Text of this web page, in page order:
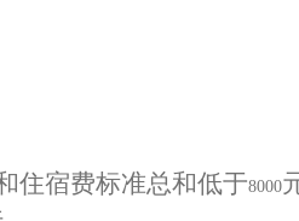
住宿费标准总和低于8000